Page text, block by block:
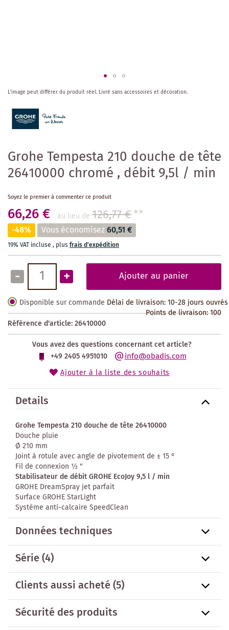
Grohe Tempesta 210 douche de tête
26410000 chromé , débit 9,5l / min
Soyez le premier à commenter ce produit
66,26 € au lieu de 126,77 €**
-48% Vous économisez60,51 €
19% VAT incluse , plusfrais d'expédition
- + Ajouter au panier
Disponible sur commande Délai de livraison: 10-28 jours ouvrés
Points de livraison:100
Référence d'article:26410000
Vous avez des questions concernant cet article?
+49 2405 4951010
info@obadis.com
Ajouter à la liste des souhaits
Skip
the
beginning
of
images
gallery
L'image peut différer du produit réel. Livré sans accessoires et décoration.
Details
Grohe Tempesta 210 douche de tête 26410000
Douche pluie
Ø 210 mm
Joint à rotule avec angle de pivotement de ± 15 °
Fil de connexion ½ "
Stabilisateur de débit GROHE EcoJoy9,5 l / min
GROHE DreamSpray jet parfait
Surface GROHE StarLight
Système anti-calcaire SpeedClean
Données techniques
Série(4)
Clients aussi acheté(5)
Sécurité des produits